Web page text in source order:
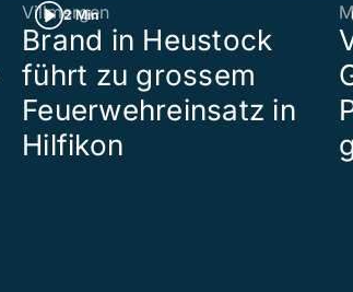
2 Min
Villmergen
Brand in Heustock
führt zu grossem
Feuerwehreinsatz in
Hilfikon